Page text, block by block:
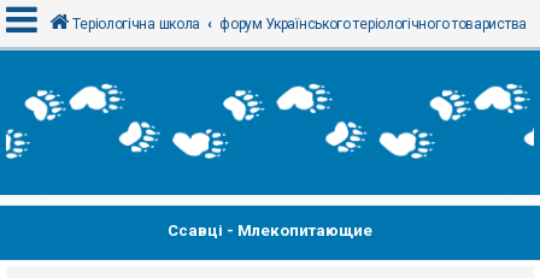
х
і
Теріологічна школа форум Українського теріологічного товариства
Ссавці - Млекопитающие